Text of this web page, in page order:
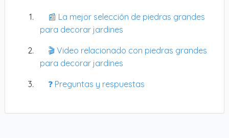
📰 La mejor selección de piedras grandes
para decorar jardines
🎬 Video relacionado con piedras grandes
para decorar jardines
❓ Preguntas y respuestas